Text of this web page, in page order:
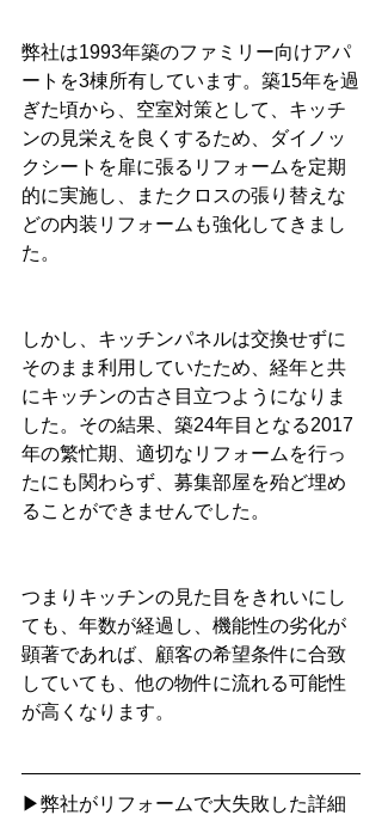
弊社は1993年築のファミリー向けアパ
ートを3棟所有しています。築15年を過
ぎた頃から、空室対策として、キッチ
ンの見栄えを良くするため、ダイノッ
クシートを扉に張るリフォームを定期
的に実施し、またクロスの張り替えな
どの内装リフォームも強化してきまし
た。
しかし、キッチンパネルは交換せずに
そのまま利用していたため、経年と共
にキッチンの古さ目立つようになりま
した。その結果、築24年目となる2017
年の繁忙期、適切なリフォームを行っ
たにも関わらず、募集部屋を殆ど埋め
ることができませんでした。
つまりキッチンの見た目をきれいにし
ても、年数が経過し、機能性の劣化が
顕著であれば、顧客の希望条件に合致
していても、他の物件に流れる可能性
が高くなります。
▶弊社がリフォームで大失敗した詳細